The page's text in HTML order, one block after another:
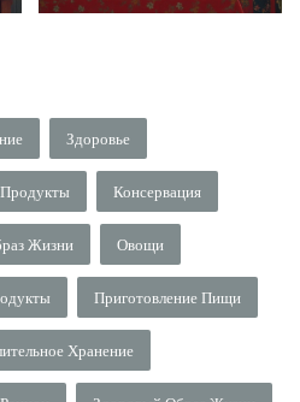
Здоровье
Консервация
Жизни Овощи
Приготовление Пищи
Хранение